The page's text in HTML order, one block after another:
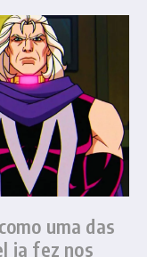
uma das
ja fez nos